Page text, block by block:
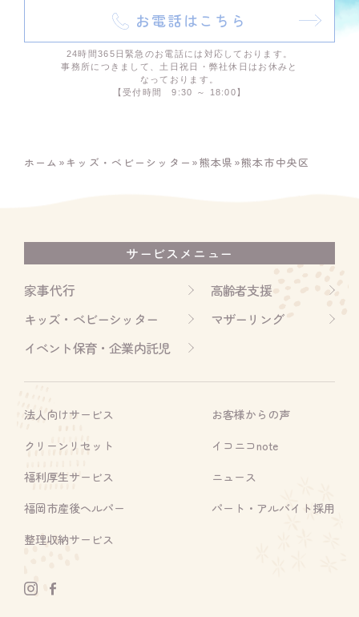
お電話はこちら
24時間365日緊急のお電話には対応しております。
事務所につきまして、土日祝日・弊社休日はお休みと
なっております。
【受付時間 9:30 ～ 18:00】
ホーム »キッズ・ベビーシッター »熊本県 »熊本市中央区
サービスメニュー
家事代行
高齢者支援
キッズ・ベビーシッター
マザーリング
イベント保育・企業内託児
法人向けサービス
クリーンリセット
福利厚生サービス
福岡市産後ヘルパー
整理収納サービス
お客様からの声
イコニコnote
ニュース
パート・アルバイト採用